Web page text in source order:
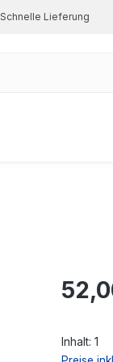
Schnelle Lieferung
Inhalt: 1